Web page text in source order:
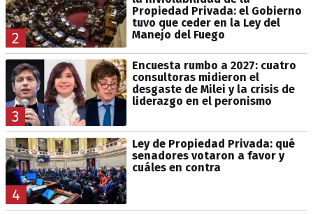
2
Propiedad Privada: el Gobierno
tuvo que ceder en la Ley del
Manejo del Fuego
3
Encuesta rumbo a 2027: cuatro
consultoras midieron el
desgaste de Milei y la crisis de
liderazgo en el peronismo
4
Ley de Propiedad Privada: qué
senadores votaron a favor y
cuáles en contra